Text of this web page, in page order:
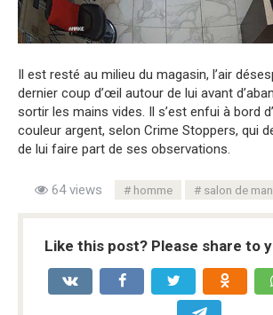
Il est resté au milieu du magasin, l’air
dernier coup d’œil autour de lui avant
sortir les mains vides. Il s’est enfui à bord
couleur argent, selon Crime Stoppers, qui
de lui faire part de ses observations.
64 views homme salon de
Like this post? Please share to